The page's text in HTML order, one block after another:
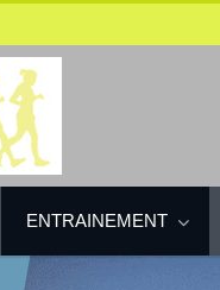
ENTRAINEMENT